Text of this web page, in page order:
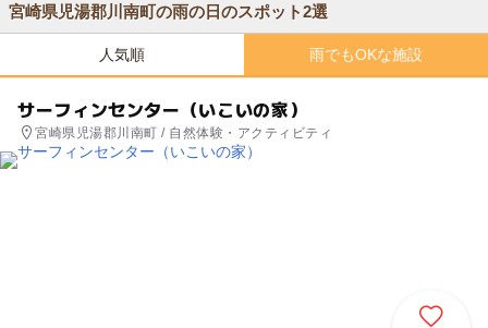
宮崎県児湯郡川南町の雨の日のスポット2選
人気順 雨でもOKな施設
サーフィンセンター（いこいの家）
宮崎県児湯郡川南町 / 自然体験・アクティビティ